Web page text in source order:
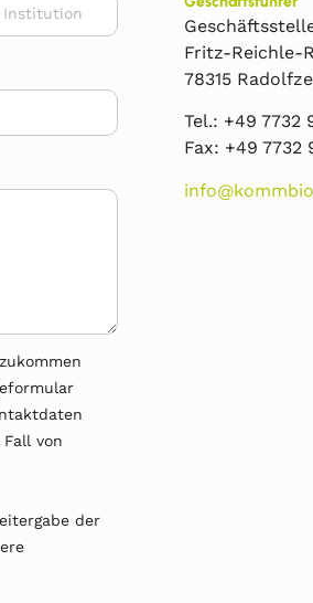
von
der
Fritz-Reichle-
78315
Tel.: +49 7732
Fax: +49 7732